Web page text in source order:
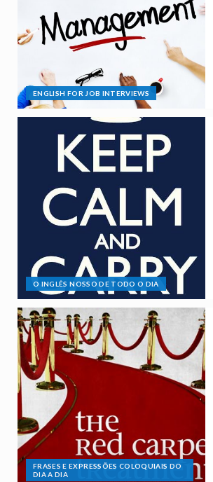
ENGLISH FOR JOB INTERVIEWS
O INGLÊS NOSSO DE TODO O DIA
FRASES E EXPRESSÕES COLOQUIAIS DO
DIA A DIA